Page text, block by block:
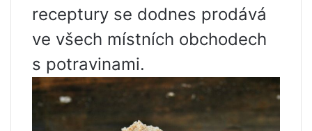
receptury se dodnes prodává
ve všech místních obchodech
s potravinami.